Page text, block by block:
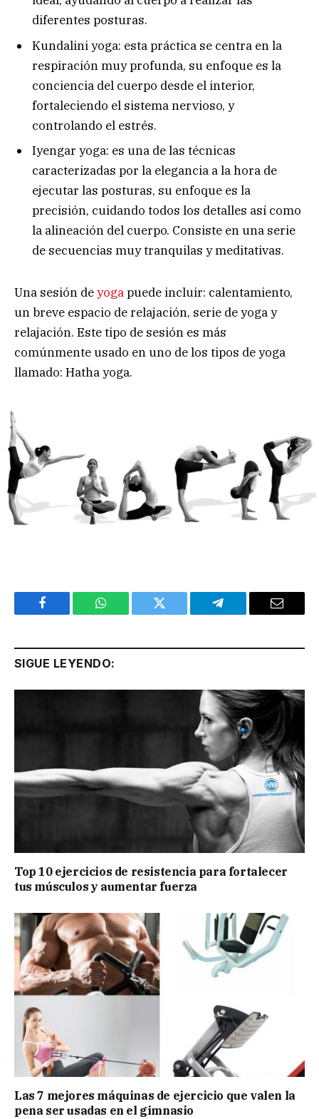
diferentes posturas.
Kundalini yoga: esta práctica se centra en la
respiración muy profunda, su enfoque es la
conciencia del cuerpo desde el interior,
fortaleciendo el sistema nervioso, y
controlando el estrés.
Iyengar yoga: es una de las técnicas
caracterizadas por la elegancia a la hora de
ejecutar las posturas, su enfoque es la
precisión, cuidando todos los detalles así como
la alineación del cuerpo. Consiste en una serie
de secuencias muy tranquilas y meditativas.
Una sesión deyogapuede incluir: calentamiento,
un breve espacio de relajación, serie de yoga y
relajación. Este tipo de sesión es más
comúnmente usado en uno de los tipos de yoga
llamado: Hatha yoga.
Facebook WhatsApp Twitter Telegram Email
SIGUE LEYENDO:
Top 10 ejercicios de resistencia para fortalecer
tus músculos y aumentar fuerza
Las 7 mejores máquinas de ejercicio que valen la
pena ser usadas en el gimnasio